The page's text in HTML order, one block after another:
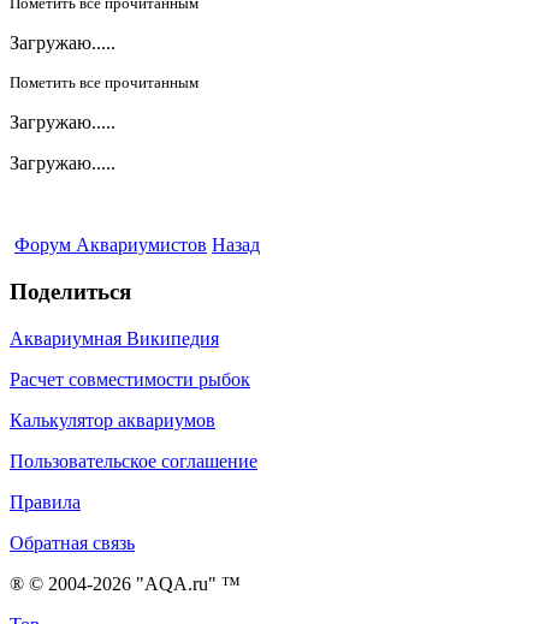
Загружаю.....
Пометить все прочитанным
Загружаю.....
Загружаю.....
Форум Аквариумистов Назад
Поделиться
Аквариумная Википедия
Расчет совместимости рыбок
Калькулятор аквариумов
Пользовательское соглашение
Правила
Обратная связь
® © 2004-2026 "AQA.ru" ™